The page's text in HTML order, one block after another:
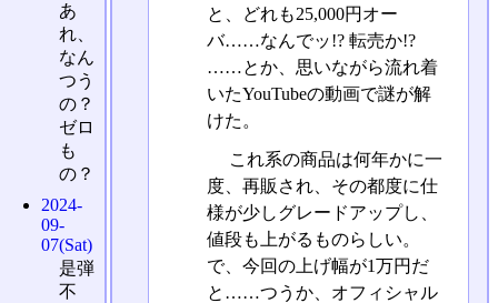
と、どれも25,000円オー
バ……なんでッ!? 転売か!?
……とか、思いながら流れ着
いたYouTubeの動画で謎が解
けた。
これ系の商品は何年かに一
度、再販され、その都度に仕
様が少しグレードアップし、
値段も上がるものらしい。
で、今回の上げ幅が1万円だ
と……つうか、オフィシャル
あ
れ、
なん
つう
の？
ゼロ
も
の？
2024-
09-
07(Sat)
是弾
不